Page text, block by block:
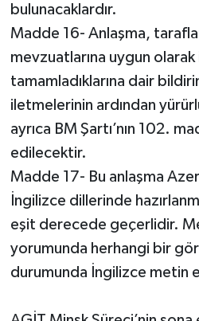
bulunacaklardır.
Madde 16- Anlaşma,
mevzuatlarına uygun
tamamladıklarına dair
iletmelerinin ardından
ayrıca BM Şartı’nın 102.
edilecektir.
Madde 17- Bu anlaşma
İngilizce dillerinde
eşit derecede geçerlidir.
yorumunda herhangi bir
durumunda İngilizce metin